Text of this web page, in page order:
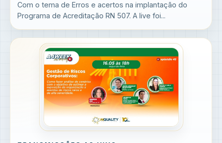
Com o tema de Erros e acertos na implantação do
Programa de Acreditação RN 507. A live foi...